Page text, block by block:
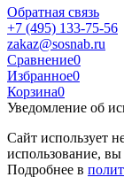
Обратная связь
+7 (495) 133-75-56
zakaz@sosnab.ru
Сравнение0
Избранное0
Корзина0
Уведомление об
Сайт использует
использование,
Подробнее в